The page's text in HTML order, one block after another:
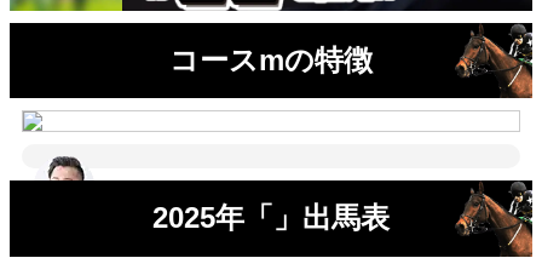
コースmの特徴
2025年「」出馬表